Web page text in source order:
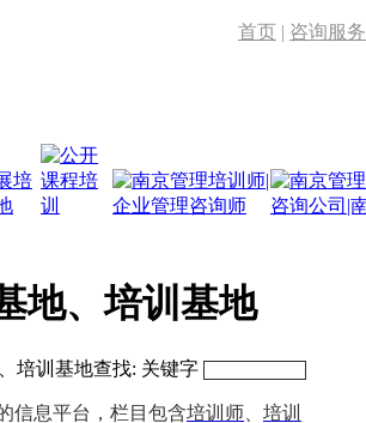
首页 | 咨询服务
地、培训基地
培训基地查找: 关键字
信息平台，栏目包含培训师
培训